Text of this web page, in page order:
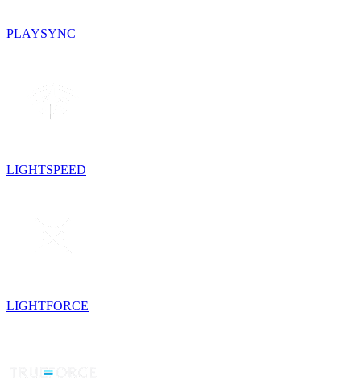
PLAYSYNC
LIGHTSPEED
LIGHTFORCE